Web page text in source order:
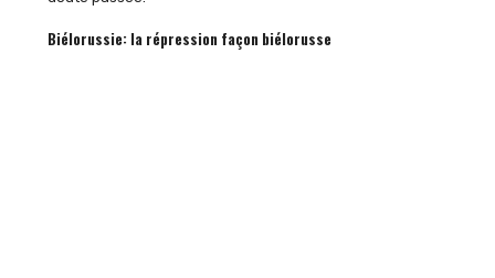
Biélorussie: la répression façon biélorusse